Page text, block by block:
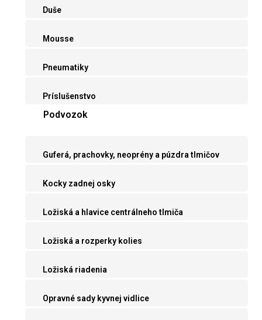
Duše
Mousse
Pneumatiky
Príslušenstvo
Podvozok
Guferá, prachovky, neoprény a púzdra tlmičov
Kocky zadnej osky
Ložiská a hlavice centrálneho tlmiča
Ložiská a rozperky kolies
Ložiská riadenia
Opravné sady kyvnej vidlice